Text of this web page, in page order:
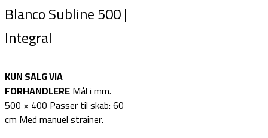
Blanco Subline 500 |
Integral
KUN SALG VIA
FORHANDLEREMål i mm.
500 × 400 Passer til skab: 60
cm Med manuel strainer.